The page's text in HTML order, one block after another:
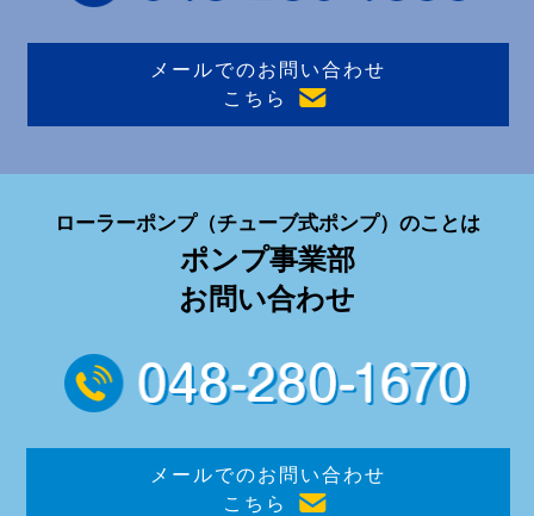
メールでのお問い合わせ
こちら
ローラーポンプ（チューブ式ポンプ） のことは
ポンプ事業部
お問い合わせ
メールでのお問い合わせ
こちら